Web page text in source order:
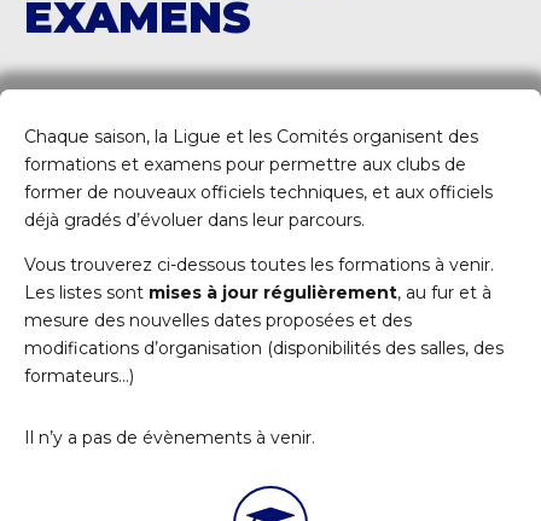
EXAMENS
Chaque saison, la Ligue et les Comités organisent des
formations et examens pour permettre aux clubs de
former de nouveaux officiels techniques, et aux officiels
déjà gradés d’évoluer dans leur parcours.
Vous trouverez ci-dessous toutes les formations à venir.
Les listes sont mises à jour régulièrement, au fur et à
mesure des nouvelles dates proposées et des
modifications d’organisation (disponibilités des salles, des
formateurs…)
Il n’y a pas de évènements à venir.